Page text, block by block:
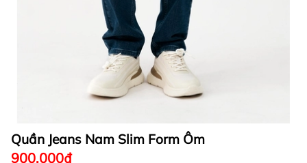
Quần Jeans Nam Slim Form Ôm
900.000₫